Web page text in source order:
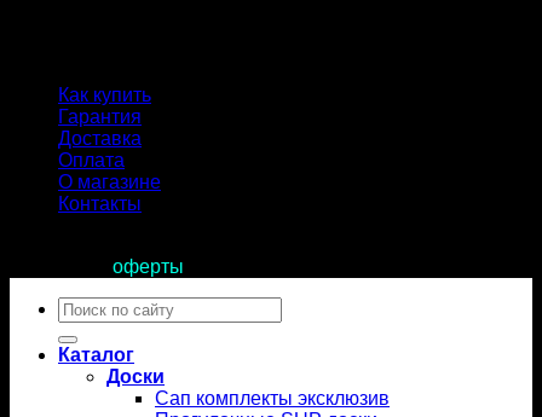
Как купить
Гарантия
Доставка
Оплата
О магазине
Контакты
оферты
Искать:
Каталог
Доски
Сап комплекты эксклюзив